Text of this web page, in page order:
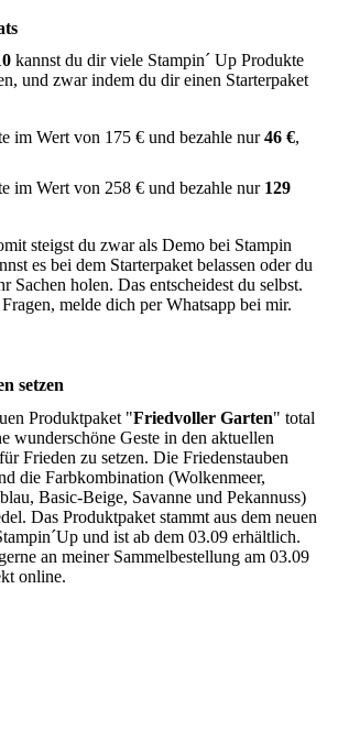
kannst du dir viele Stampin´ Up Produkte
und zwar indem du dir einen Starterpaket
im Wert von 175 € und bezahle nur46 €,
im Wert von 258 € und bezahle nur 129
steigst du zwar als Demo bei Stampin
es bei dem Starterpaket belassen oder du
Sachen holen. Das entscheidest du selbst.
melde dich per Whatsapp bei mir.
setzen
Produktpaket "Friedvoller Garten" total
wunderschöne Geste in den aktuellen
Frieden zu setzen. Die Friedenstauben
die Farbkombination (Wolkenmeer,
Basic-Beige, Savanne und Pekannuss)
Das Produktpaket stammt aus dem neuen
und ist ab dem 03.09 erhältlich.
an meiner Sammelbestellung am 03.09
online.